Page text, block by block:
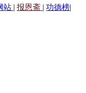
站 | 报恩斋 | 功德榜|